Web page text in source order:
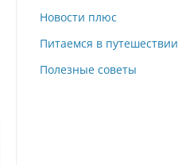
Новости плюс
Питаемся в путешествии
Полезные советы